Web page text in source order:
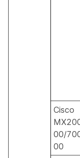
Cisco
00/
00